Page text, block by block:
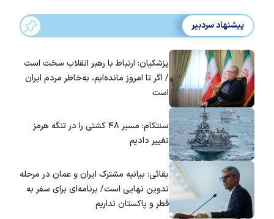
پیشنهاد سردبیر
پزشکیان: ارتباط با رهبر انقلاب سخت است
/ اگر تا امروز مانده‌ایم، به‌خاطر مردم ایران
است
سنتکام: مسیر ۴۸ کشتی را در تنگه هرمز
تغییر دادیم
بقائی: بیانیه مشترک ایران و عمان در مرحله
تدوین نهایی است/ برنامه‌ای برای سفر به
قطر و پاکستان نداریم